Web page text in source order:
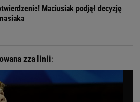
Maciusiak podjął decyzję
zza linii: